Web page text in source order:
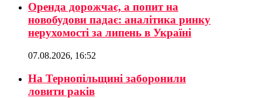
Оренда дорожчає, а попит на
новобудови падає: аналітика ринку
нерухомості за липень в Україні
07.08.2026, 16:52
На Тернопільщині заборонили
ловити раків